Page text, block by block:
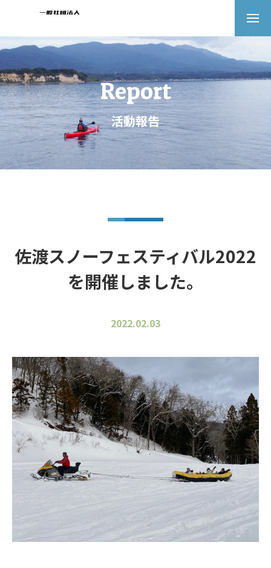
Report
活動報告
佐渡スノーフェスティバル2022
を開催しました。
2022.02.03